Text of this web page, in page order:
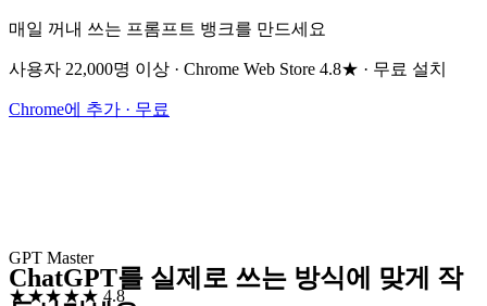
매일 꺼내 쓰는 프롬프트 뱅크를 만드세요
사용자 22,000명 이상 · Chrome Web Store 4.8★ · 무료 설치
Chrome에 추가 · 무료
GPT Master
★★★★★ 4.8
ChatGPT를 실제로 쓰는 방식에 맞게 작